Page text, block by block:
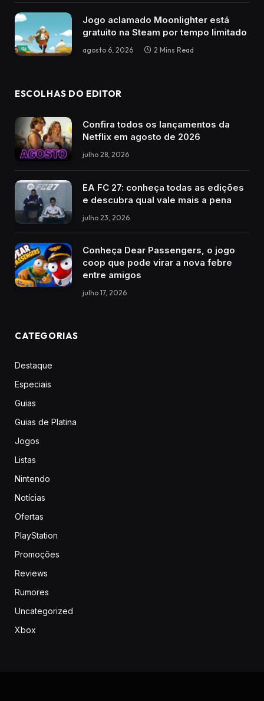
Jogo aclamado Moonlighter está
gratuito na Steam por tempo limitado
agosto 6, 2026 2 Mins Read
ESCOLHAS DO EDITOR
Confira todos os lançamentos da
Netflix em agosto de 2026
julho 28, 2026
EA FC 27: conheça todas as edições
e descubra qual vale mais a pena
julho 23, 2026
Conheça Dear Passengers, o jogo
coop que pode virar a nova febre
entre amigos
julho 17, 2026
CATEGORIAS
Destaque
Especiais
Guias
Guias de Platina
Jogos
Listas
Nintendo
Notícias
Ofertas
PlayStation
Promoções
Reviews
Rumores
Uncategorized
Xbox